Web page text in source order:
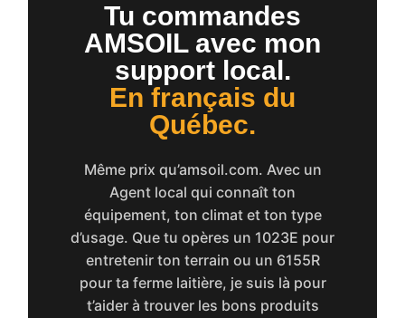
Tu commandes
AMSOIL avec mon
support local.
En français du
Québec.
Même prix qu’amsoil.com. Avec un
Agent local qui connaît ton
équipement, ton climat et ton type
d’usage. Que tu opères un 1023E pour
entretenir ton terrain ou un 6155R
pour ta ferme laitière, je suis là pour
t’aider à trouver les bons produits